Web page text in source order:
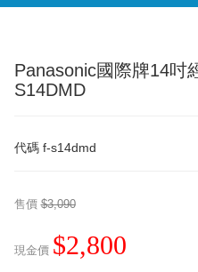
Panasonic國際牌14吋
S14DMD
代碼 f-s14dmd
售價 $3,090
現金價 $2,800